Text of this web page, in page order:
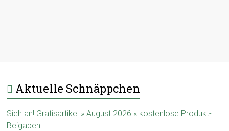
Aktuelle Schnäppchen
Sieh an! Gratisartikel » August 2026 « kostenlose Produkt-
Beigaben!